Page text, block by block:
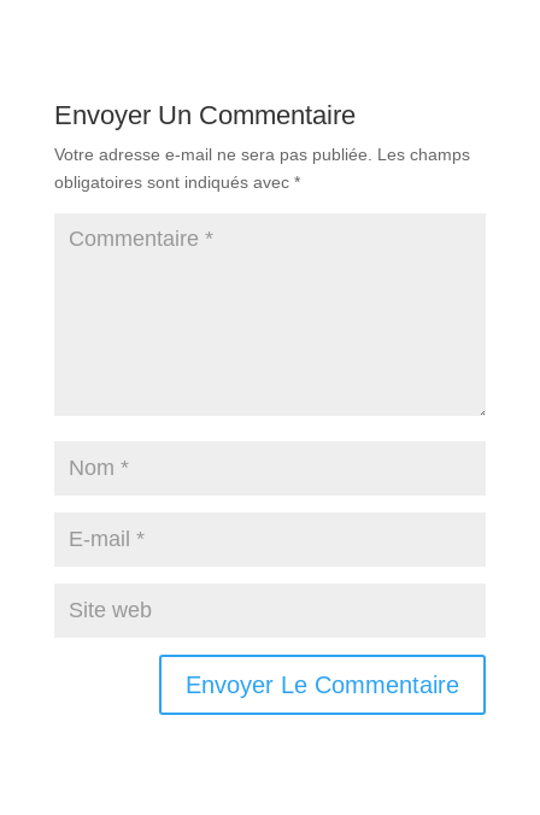
Envoyer Un Commentaire
Votre adresse e-mail ne sera pas publiée.
Les champs
obligatoires sont indiqués avec *